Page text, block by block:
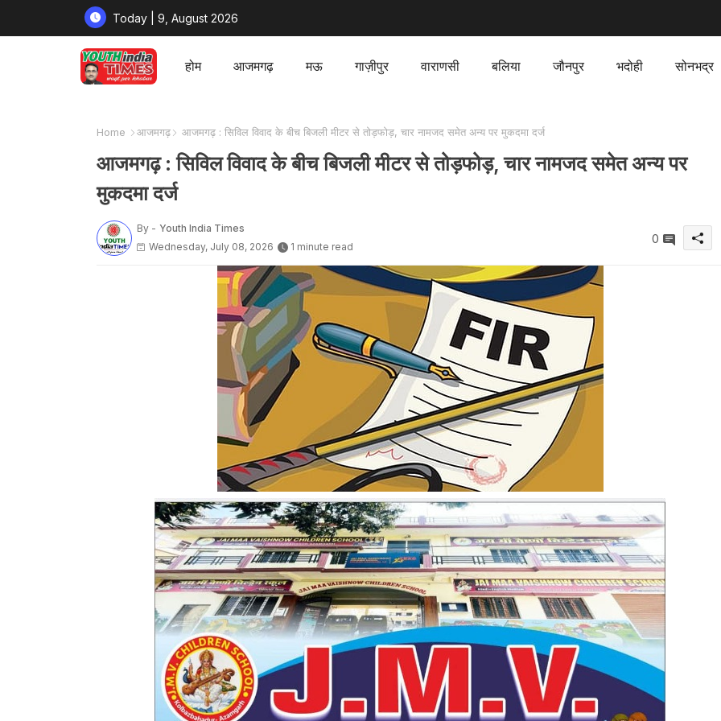
Today | 9, August 2026
होम आजमगढ़ मऊ गाज़ीपुर वाराणसी बलिया जौनपुर भदोही सोनभद्र
Home आजमगढ़ आजमगढ़ : सिविल विवाद के बीच बिजली मीटर से तोड़फोड़, चार नामजद समेत अन्य पर मुकदमा दर्ज
आजमगढ़ : सिविल विवाद के बीच बिजली मीटर से तोड़फोड़, चार नामजद समेत अन्य पर
मुकदमा दर्ज
By - Youth India Times
Wednesday, July 08, 2026
1 minute read
0